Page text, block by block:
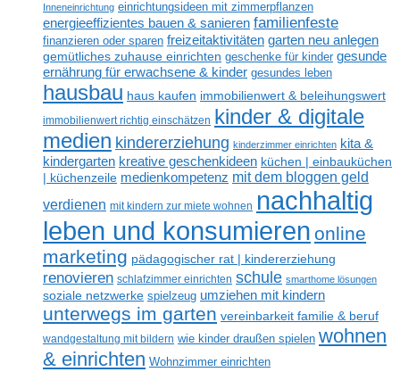
Inneneinrichtung einrichtungsideen mit zimmerpflanzen
energieeffizientes bauen & sanieren familienfeste
finanzieren oder sparen freizeitaktivitäten garten neu anlegen
gemütliches zuhause einrichten geschenke für kinder gesunde
ernährung für erwachsene & kinder gesundes leben
hausbau haus kaufen immobilienwert & beleihungswert
immobilienwert richtig einschätzen kinder & digitale
medien kindererziehung kinderzimmer einrichten kita &
kindergarten kreative geschenkideen küchen | einbauküchen
| küchenzeile medienkompetenz mit dem bloggen geld
verdienen mit kindern zur miete wohnen nachhaltig
leben und konsumieren online
marketing pädagogischer rat | kindererziehung
renovieren schlafzimmer einrichten schule smarthome lösungen
soziale netzwerke spielzeug umziehen mit kindern
unterwegs im garten vereinbarkeit familie & beruf
wandgestaltung mit bildern wie kinder draußen spielen wohnen
& einrichten Wohnzimmer einrichten